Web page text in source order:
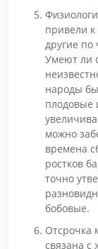
привели
другие по
Умеют ли
народы
плодовые
можно
времена
ростков
точно
бобовые.
Отсрочка
связана с